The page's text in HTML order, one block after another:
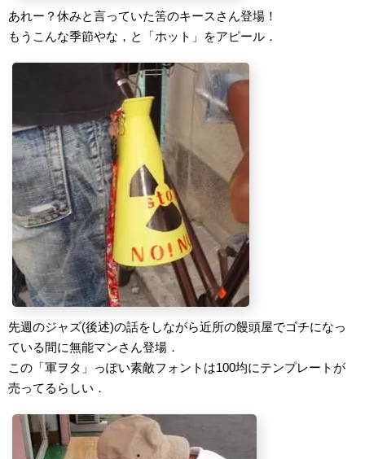
あれー？休みと言っていた筈のキースさん登場！
もうこんな季節やな，と「ホット」をアピール．
先週のジャズ(後述)の話をしながら近所の饅頭屋でゴチになっ
ている間に無能マンさん登場．
この「軍ヲタ」っぽい素敵フォントは100均にテンプレートが
売ってるらしい．